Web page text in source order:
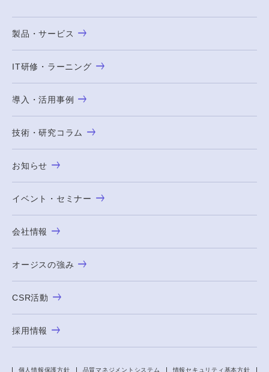
製品・サービス
IT研修・ラーニング
導入・活用事例
技術・研究コラム
お知らせ
イベント・セミナー
会社情報
オージスの強み
CSR活動
採用情報
個人情報保護方針 品質マネジメントシステム 情報セキュリティ基本方針